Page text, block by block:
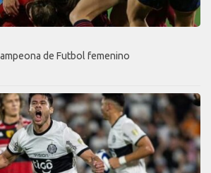
de Futbol femenino